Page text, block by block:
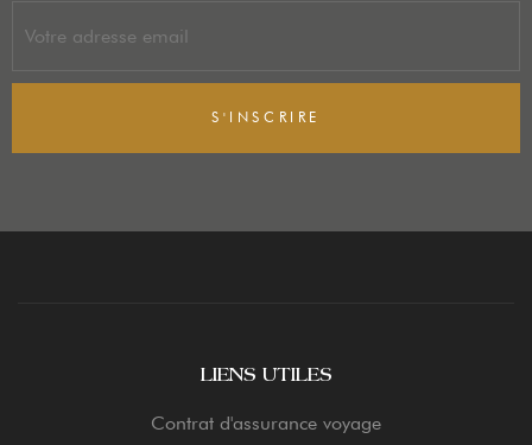
S'INSCRIRE
LIENS UTILES
Contrat d'assurance voyage